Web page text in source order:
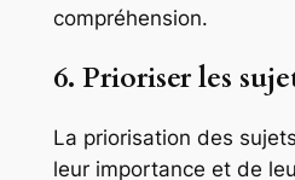
compréhension.
6. Prioriser les
La priorisation des
leur importance et de